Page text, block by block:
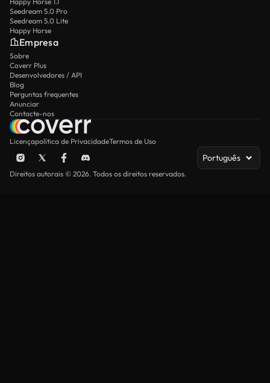
Seedream 5.0 Pro
Seedream 5.0 Lite
Happy Horse
Empresa
Sobre
Coverr Plus
Desenvolvedores / API
Blog
Perguntas frequentes
Anunciar
Contacte-nos
Licençapolítica de PrivacidadeTermos de Uso
Português
Direitos autorais © 2026. Todos os direitos reservados.